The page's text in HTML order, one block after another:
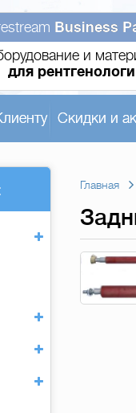
Business
и
для
Скидки и
Главная